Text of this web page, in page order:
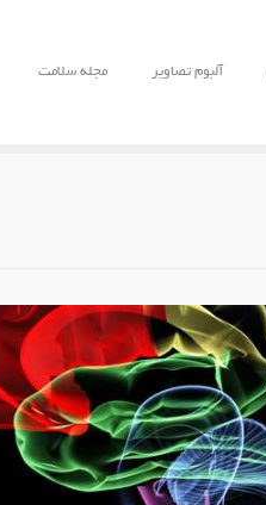
آلبوم تصاویر مجله سلامت